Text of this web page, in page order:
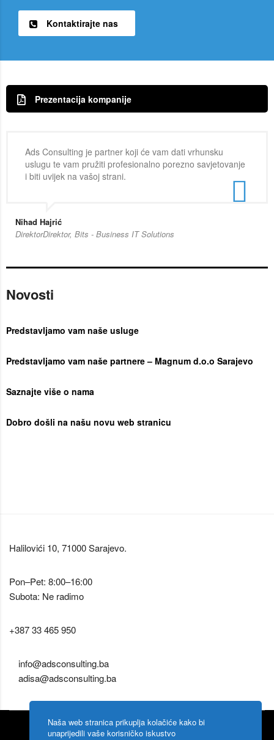
Kontaktirajte nas
Prezentacija kompanije
Ads Consulting je partner koji će vam dati vrhunsku
uslugu te vam pružiti profesionalno porezno savjetovanje
i biti uvijek na vašoj strani.
Nihad Hajrić
DirektorDirektor, Bits - Business IT Solutions
Novosti
Predstavljamo vam naše usluge
Predstavljamo vam naše partnere – Magnum d.o.o Sarajevo
Saznajte više o nama
Dobro došli na našu novu web stranicu
Halilovići 10, 71000 Sarajevo.
Pon–Pet: 8:00–16:00
Subota: Ne radimo
+387 33 465 950
info@adsconsulting.ba
adisa@adsconsulting.ba
Naša web stranica prikuplja kolačiće kako bi
unaprijedili vaše korisničko iskustvo